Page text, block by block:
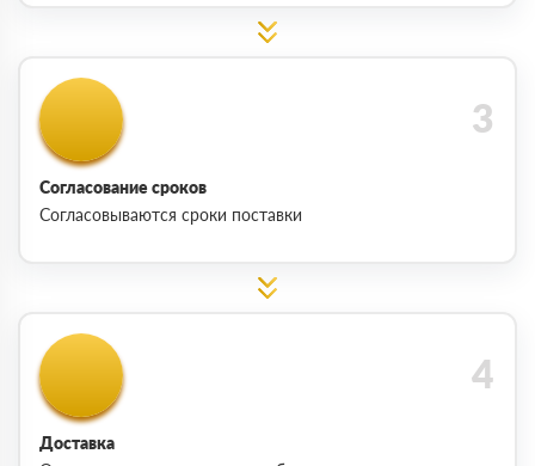
Согласование сроков
Согласовываются сроки поставки
Доставка